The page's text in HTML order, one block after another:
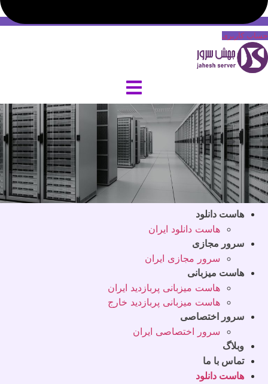
حساب کاربری
هاست دانلود
هاست دانلود ایران
سرور مجازی
سرور مجازی ایران
هاست میزبانی
هاست میزبانی پربازدید ایران
هاست میزبانی پربازدید خارج
سرور اختصاصی
سرور اختصاصی ایران
وبلاگ
تماس با ما
هاست دانلود